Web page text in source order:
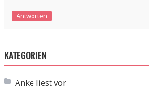
Antworten
KATEGORIEN
Anke liest vor